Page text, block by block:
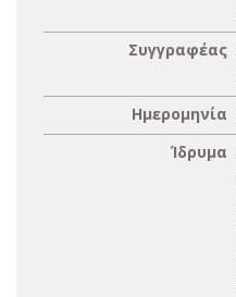
Συγγραφέας
Ημερομηνία
Ίδρυμα